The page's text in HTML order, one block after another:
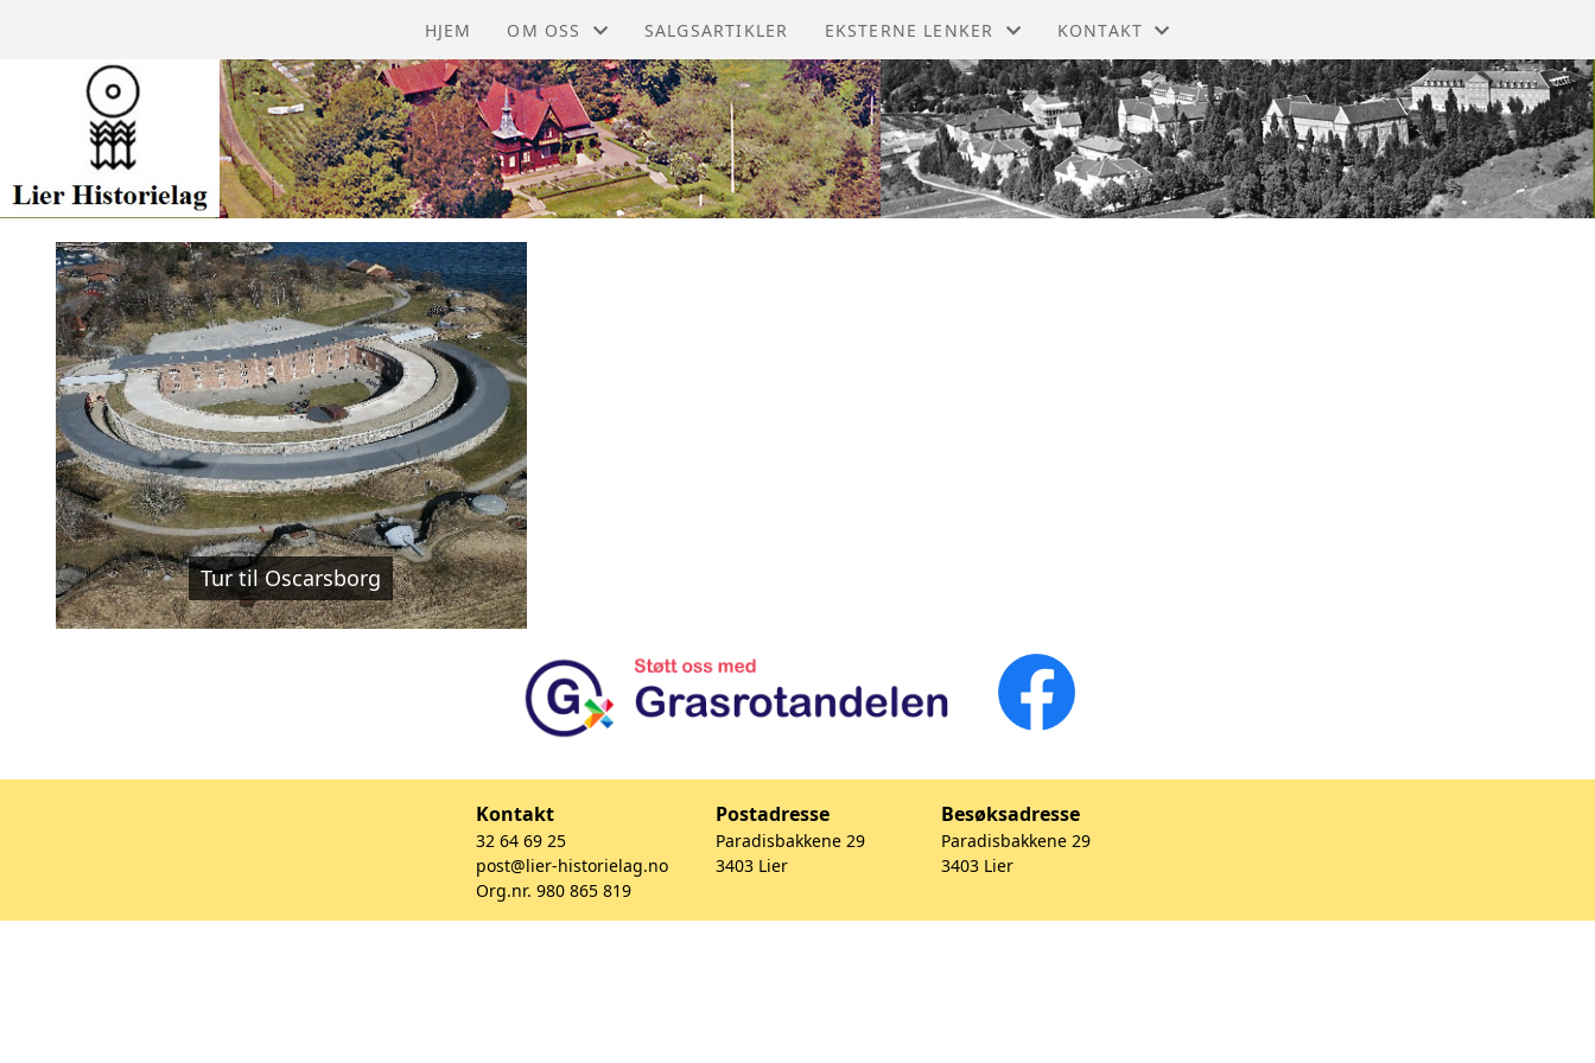
HJEM OM OSS
ÅRBØKER
VEDTEKTER
VÅR HISTORIE
ÅRSMØTER
BIBLIOTEK
GAMMALT NYTT
BLI MEDLEM
SALGSARTIKLER EKSTERNE LENKER
DIGITALT MUSEUM
LIER BYGDETUN
LIERS HISTORIE
KONTAKT
MELDING TIL STYRET
STYRET
Tur til Oscarsborg
Kontakt
32 64 69 25
post@lier-historielag.no
Org.nr. 980 865 819
Postadresse
Paradisbakkene 29
3403 Lier
Besøksadresse
Paradisbakkene 29
3403 Lier